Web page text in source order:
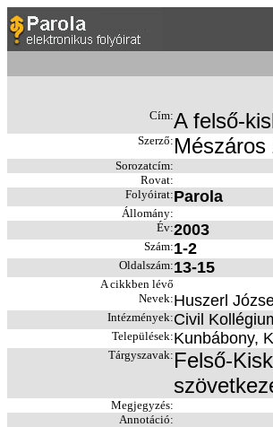
Cím:A felső-
Szerző: Mészáros
Sorozatcím:
Rovat:
Folyóirat:Parola
Állomány:
Év:2003
Szám:1-2
Oldalszám:13-15
A cikkben lévő
Nevek:Huszerl
Intézmények:Civil
Települések:Kunbábony,
Tárgyszavak: Felső-
Megjegyzés:
Annotáció: